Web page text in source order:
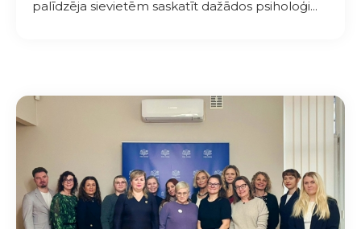
palīdzēja sievietēm saskatīt dažādos psiholoģi...